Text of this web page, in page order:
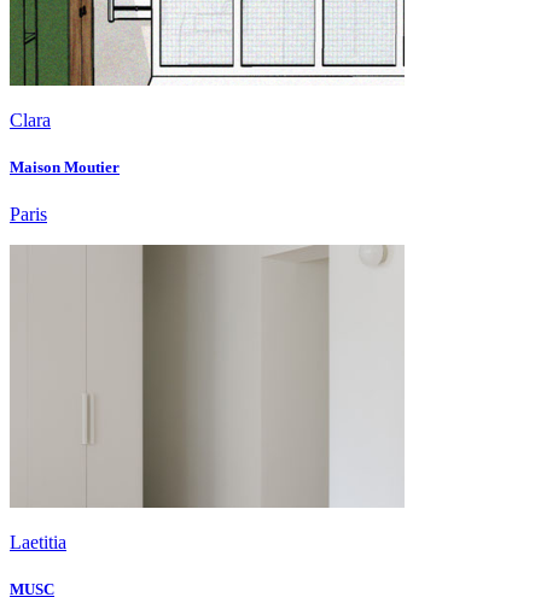
Clara
Maison Moutier
Paris
Laetitia
MUSC